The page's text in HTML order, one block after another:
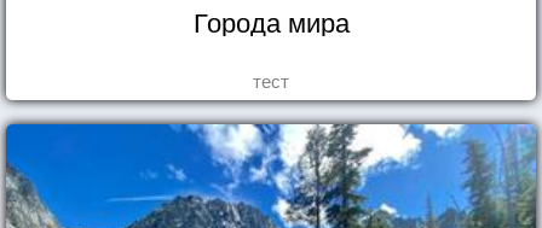
Города мира
тест